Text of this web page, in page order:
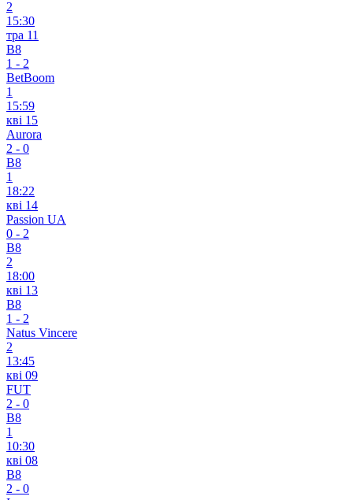
2
15:30
тра 11
B8
1 - 2
BetBoom
1
15:59
кві 15
Aurora
2 - 0
B8
1
18:22
кві 14
Passion UA
0 - 2
B8
2
18:00
кві 13
B8
1 - 2
Natus Vincere
2
13:45
кві 09
FUT
2 - 0
B8
1
10:30
кві 08
B8
2 - 0